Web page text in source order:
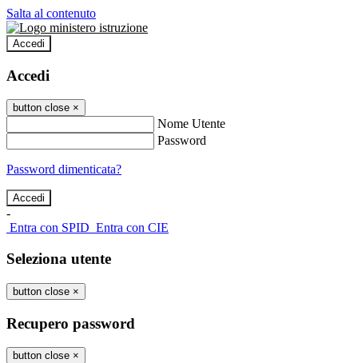
Salta al contenuto
Accedi
Accedi
button close ×
Nome Utente
Password
Password dimenticata?
-
Entra con SPID Entra con CIE
Seleziona utente
button close ×
Recupero password
button close ×